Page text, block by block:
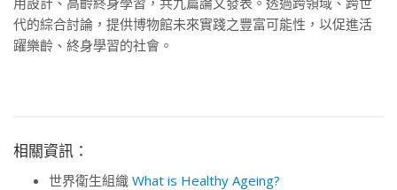
代的綜合討論，提供博物館未來實踐之豐富可能性，以促進活
躍樂齡、終身學習的社會。
相關資訊：
世界衛生組織 What is Healthy Ageing?